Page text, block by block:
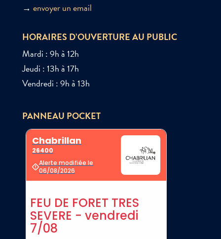
→ envoyer un email
HORAIRES D’OUVERTURE AU PUBLIC
Mardi : 9h à 12h
Jeudi : 13h à 17h
Vendredi : 9h à 13h
PANNEAU POCKET